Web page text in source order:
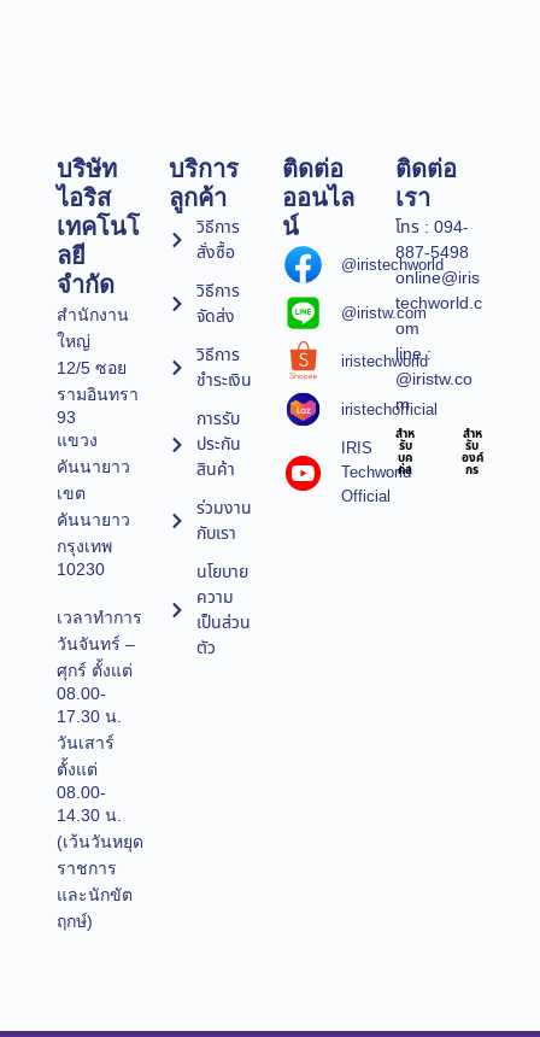
บริษัท
ไอริส
เทคโนโ
ลยี
จำกัด
สำนักงาน
ใหญ่
12/5 ซอย
รามอินทรา
93
แขวง
คันนายาว
เขต
คันนายาว
กรุงเทพ
10230
เวลาทำการ
วันจันทร์ –
ศุกร์ ตั้งแต่
08.00-
17.30 น.
วันเสาร์
ตั้งแต่
08.00-
14.30 น.
(เว้นวันหยุด
ราชการ
และนักขัต
ฤกษ์)
บริการ
ลูกค้า
วิธีการ
สั่งซื้อ
วิธีการ
จัดส่ง
วิธีการ
ชำระเงิน
การรับ
ประกัน
สินค้า
ร่วมงาน
กับเรา
นโยบาย
ความ
เป็นส่วน
ตัว
ติดต่อ
ออนไล
น์
@iristechworld
@iristw.com
iristechworld
iristechofficial
IRIS
Techworld
Official
ติดต่อ
เรา
โทร : 094-
887-5498
online@iris
techworld.c
om
line :
@iristw.co
m
สำห
รับ
บุค
คล
สำห
รับ
องค์
กร